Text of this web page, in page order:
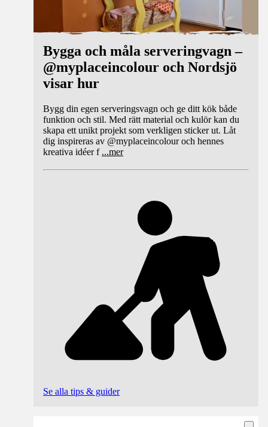
Bygga och måla serveringvagn –
@myplaceincolour och Nordsjö
visar hur
Bygg din egen serveringsvagn och ge ditt kök både
funktion och stil. Med rätt material och kulör kan du
skapa ett unikt projekt som verkligen sticker ut. Låt
dig inspireras av @myplaceincolour och hennes
kreativa idéer f ...mer
Se alla tips & guider